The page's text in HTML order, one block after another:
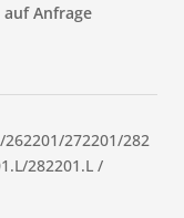
Anfrage
272201/282
282201.L